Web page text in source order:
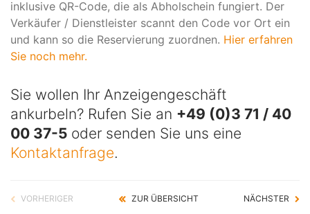
inklusive QR-Code, die als Abholschein fungiert. Der
Verkäufer / Dienstleister scannt den Code vor Ort ein
und kann so die Reservierung zuordnen. Hier erfahren
Sie noch mehr.
Sie wollen Ihr Anzeigengeschäft
ankurbeln? Rufen Sie an +49 (0)3 71 / 40
00 37-5 oder senden Sie uns eine
Kontaktanfrage.
VORHERIGER ZUR ÜBERSICHT NÄCHSTER